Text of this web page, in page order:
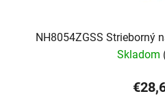
NH8054ZGSS Strieborný
Skladom